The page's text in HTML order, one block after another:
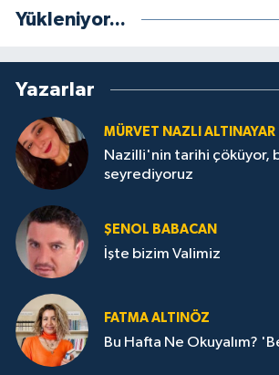
Yükleniyor...
Yazarlar
MÜRVET NAZLI ALTINAYAR
Nazilli'nin tarihi çöküyor,
seyrediyoruz
ŞENOL BABACAN
İşte bizim Valimiz
FATMA ALTINÖZ
Bu Hafta Ne Okuyalım?